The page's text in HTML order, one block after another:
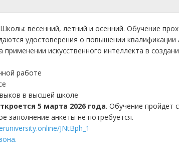
весенний, летний и осенний. Обучение
удостоверения о повышении
применении искусственного интеллекта в
работе
в высшей школе
5 марта 2026 года. Обучение пройдет
заполнение анкеты не потребуется.
JNtBph_1